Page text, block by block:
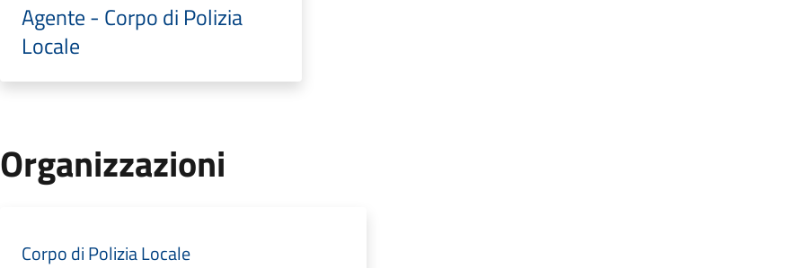
Agente - Corpo di Polizia
Locale
Organizzazioni
Corpo di Polizia Locale